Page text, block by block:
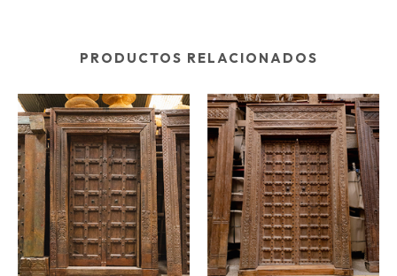
PRODUCTOS RELACIONADOS